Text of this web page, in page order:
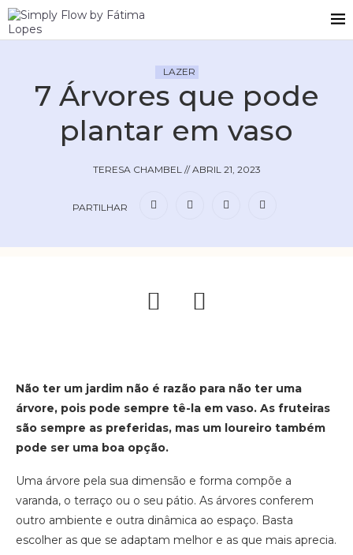
LAZER
7 Árvores que pode
plantar em vaso
TERESA CHAMBEL//ABRIL 21, 2023
PARTILHAR
Não ter um jardim não é razão para não ter uma
árvore, pois pode sempre tê-la em vaso. As fruteiras
são sempre as preferidas, mas um loureiro também
pode ser uma boa opção.
Uma árvore pela sua dimensão e forma compõe a
varanda, o terraço ou o seu pátio. As árvores conferem
outro ambiente e outra dinâmica ao espaço. Basta
escolher as que se adaptam melhor e as que mais aprecia.